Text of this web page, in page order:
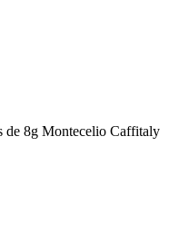
de 8g Montecelio Caffitaly